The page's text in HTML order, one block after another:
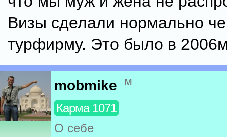
Визы сделали нормально
турфирму. Это было в
mobmike м
Карма 1071
О себе